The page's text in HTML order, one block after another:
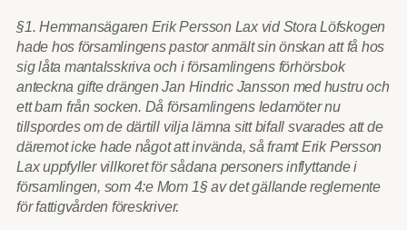
§1. Hemmansägaren Erik Persson Lax vid Stora Löfskogen
hade hos församlingens pastor anmält sin önskan att få hos
sig låta mantalsskriva och i församlingens förhörsbok
anteckna gifte drängen Jan Hindric Jansson med hustru och
ett barn från socken. Då församlingens ledamöter nu
tillspordes om de därtill vilja lämna sitt bifall svarades att de
däremot icke hade något att invända, så framt Erik Persson
Lax uppfyller villkoret för sådana personers inflyttande i
församlingen, som 4:e Mom 1§ av det gällande reglemente
för fattigvården föreskriver.